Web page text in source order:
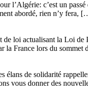
l’Algérie: c’est un
abordé, rien n’y fera,
loi actualisant la Loi
la France lors du
élans de solidarité
vous donner des